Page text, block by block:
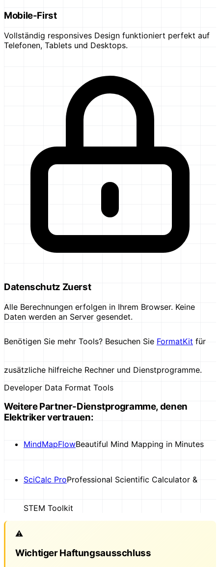
Mobile-First
Vollständig responsives Design funktioniert perfekt auf
Telefonen, Tablets und Desktops.
Datenschutz Zuerst
Alle Berechnungen erfolgen in Ihrem Browser. Keine
Daten werden an Server gesendet.
Benötigen Sie mehr Tools? Besuchen Sie FormatKit für
zusätzliche hilfreiche Rechner und Dienstprogramme.
Developer Data Format Tools
Weitere Partner-Dienstprogramme, denen
Elektriker vertrauen:
MindMapFlowBeautiful Mind Mapping in Minutes
SciCalc ProProfessional Scientific Calculator &
STEM Toolkit
⚠️
Wichtiger Haftungsausschluss